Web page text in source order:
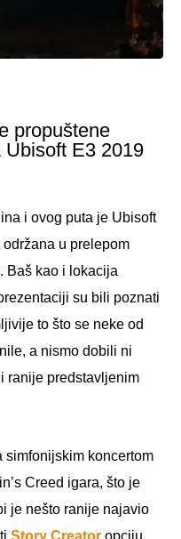
propuštene
E3 2019
i ovog puta je Ubisoft
u prelepom
Baš kao i lokacija
su bili poznati
to što se neke od
a nismo dobili ni
ranije predstavljenim
simfonijskim koncertom
Creed igara, što je
je nešto ranije najavio
Story Creator opciju,